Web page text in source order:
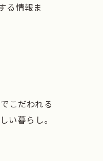
る情報ま
こだわれる
い暮らし。